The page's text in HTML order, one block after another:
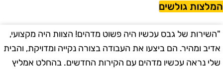
גולשים
"השירות של גבס עכשיו היה פשוט מדהים! הצוות היה מקצועי,
אדיב ומהיר. הם ביצעו את העבודה בצורה נקייה ומדויקת, והבית
שלי נראה עכשיו מדהים עם הקירות החדשים. בהחלט אמליץ